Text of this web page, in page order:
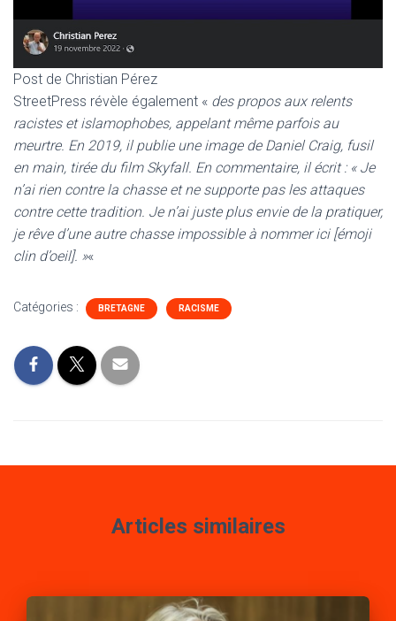
Post de Christian Pérez
StreetPress révèle également « des propos aux relents
racistes et islamophobes, appelant même parfois au
meurtre. En 2019, il publie une image de Daniel Craig, fusil
en main, tirée du film Skyfall. En commentaire, il écrit : « Je
n’ai rien contre la chasse et ne supporte pas les attaques
contre cette tradition. Je n’ai juste plus envie de la pratiquer,
je rêve d’une autre chasse impossible à nommer ici [émoji
clin d’oeil]. »«
Catégories : BRETAGNE RACISME
Articles similaires